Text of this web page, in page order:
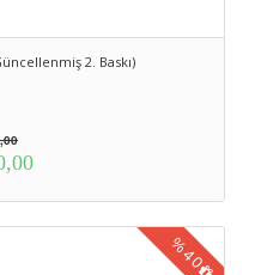
2. Baskı)
%40